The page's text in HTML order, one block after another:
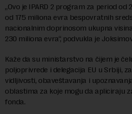
„Ovo je IPARD 2 program za period od
od 175 miliona evra bespovratnih
nacionalnim doprinosom ukupna
230 miliona evra“, podvukla je
Kaže da su ministarstvo na čijem je
poljoprivrede i delegacija EU u Srbiji,
vidljivosti, obaveštavanja i
oblastima za koje mogu da apliciraju
fonda.